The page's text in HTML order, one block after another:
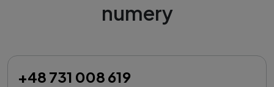
numery
+48 731 008 619